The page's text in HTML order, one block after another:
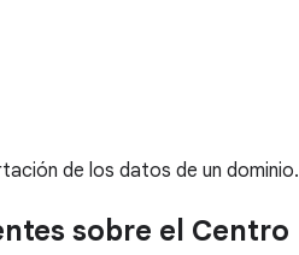
de los datos de un dominio.
sobre el Centro